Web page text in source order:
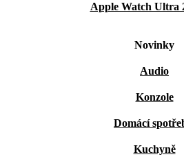
Apple Watch Ultra
Novinky
Audio
Konzole
Domácí
Kuchyně